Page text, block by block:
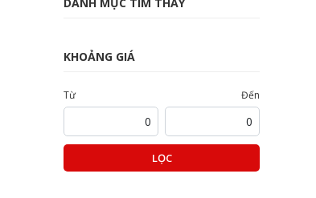
KHOẢNG GIÁ
Từ Đến
LỌC